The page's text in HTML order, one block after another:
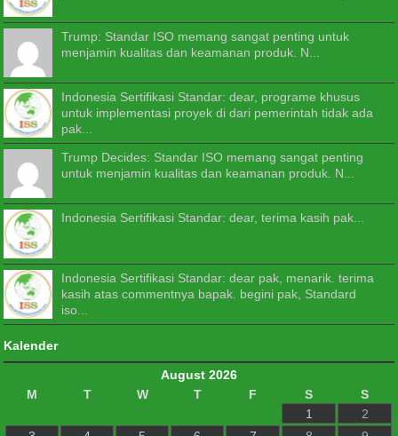
Trump: Standar ISO memang sangat penting untuk
menjamin kualitas dan keamanan produk. N...
Indonesia Sertifikasi Standar: dear, programe khusus
untuk implementasi proyek di dari pemerintah tidak ada
pak...
Trump Decides: Standar ISO memang sangat penting
untuk menjamin kualitas dan keamanan produk. N...
Indonesia Sertifikasi Standar: dear, terima kasih pak...
Indonesia Sertifikasi Standar: dear pak, menarik. terima
kasih atas commentnya bapak. begini pak, Standard
iso...
Kalender
August 2026
M
T W T F S
S
1
2